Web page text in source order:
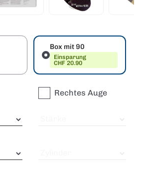
Box mit 90
Einsparung
CHF 20.90
Rechtes Auge